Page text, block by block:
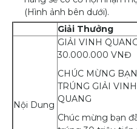
(Hình ảnh bên dưới).
Giải Thưởng
Nội Dung
GIẢI VINH
30.000.000 VNĐ
CHÚC MỪNG BẠN
TRÚNG GIẢI VINH
QUANG
Chúc mừng bạn